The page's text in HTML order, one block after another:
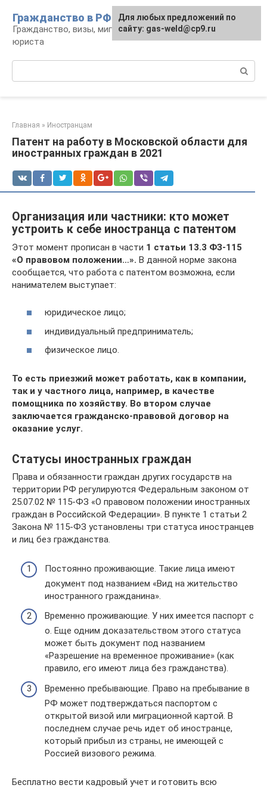
контенту
Гражданство в РФ
Гражданство, визы, миграция: консультации
юриста
Главная » Иностранцам
Патент на работу в Московской области для
иностранных граждан в 2021
Организация или частники: кто может
устроить к себе иностранца с патентом
Этот момент прописан в части 1 статьи 13.3 ФЗ-115
«О правовом положении…». В данной норме закона
сообщается, что работа с патентом возможна, если
нанимателем выступает:
юридическое лицо;
индивидуальный предприниматель;
физическое лицо.
То есть приезжий может работать, как в компании,
так и у частного лица, например, в качестве
помощника по хозяйству. Во втором случае
заключается гражданско-правовой договор на
оказание услуг.
Статусы иностранных граждан
Права и обязанности граждан других государств на
территории РФ регулируются Федеральным законом от
25.07.02 № 115-ФЗ «О правовом положении иностранных
граждан в Российской Федерации». В пункте 1 статьи 2
Закона № 115-ФЗ установлены три статуса иностранцев
и лиц без гражданства.
Постоянно проживающие. Такие лица имеют
документ под названием «Вид на жительство
иностранного гражданина».
Временно проживающие. У них имеется паспорт с
о. Еще одним доказательством этого статуса
может быть документ под названием
«Разрешение на временное проживание» (как
правило, его имеют лица без гражданства).
Временно пребывающие. Право на пребывание в
РФ может подтверждаться паспортом с
открытой визой или миграционной картой. В
последнем случае речь идет об иностранце,
который прибыл из страны, не имеющей с
Россией визового режима.
Бесплатно вести кадровый учет и готовить всю
Для любых предложений по
сайту: gas-weld@cp9.ru